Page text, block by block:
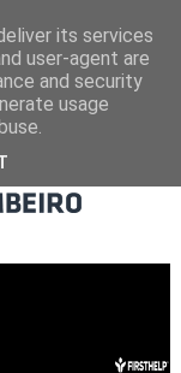
its services
user-agent are
and security
usage